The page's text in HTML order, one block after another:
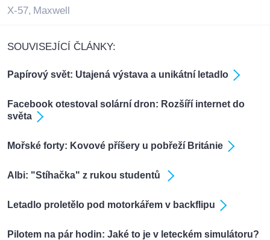
X-57, Maxwell
SOUVISEJÍCÍ ČLÁNKY:
Papírový svět: Utajená výstava a unikátní letadlo
Facebook otestoval solární dron: Rozšíří internet do
světa
Mořské forty: Kovové příšery u pobřeží Británie
Albi: "Stíhačka" z rukou studentů
Letadlo proletělo pod motorkářem v backflipu
Pilotem na pár hodin: Jaké to je v leteckém simulátoru?